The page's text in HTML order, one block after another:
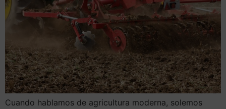
Cuando hablamos de agricultura moderna, solemos